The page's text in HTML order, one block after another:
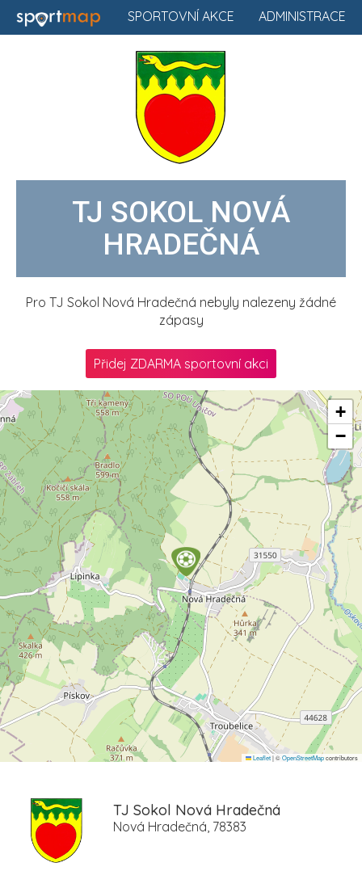
ADMINISTRACE
SPORTOVNÍ AKCE
TJ SOKOL NOVÁ
HRADEČNÁ
Pro TJ Sokol Nová Hradečná nebyly nalezeny žádné
zápasy
Přidej ZDARMA sportovní akci
+
−
Leaflet|©OpenStreetMapcontributors
TJ Sokol Nová Hradečná
Nová Hradečná, 78383